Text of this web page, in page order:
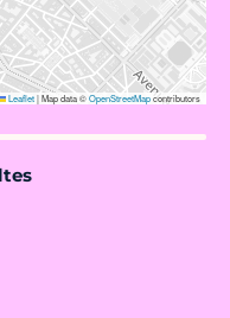
Leaflet|Map data ©OpenStreetMapcontributors